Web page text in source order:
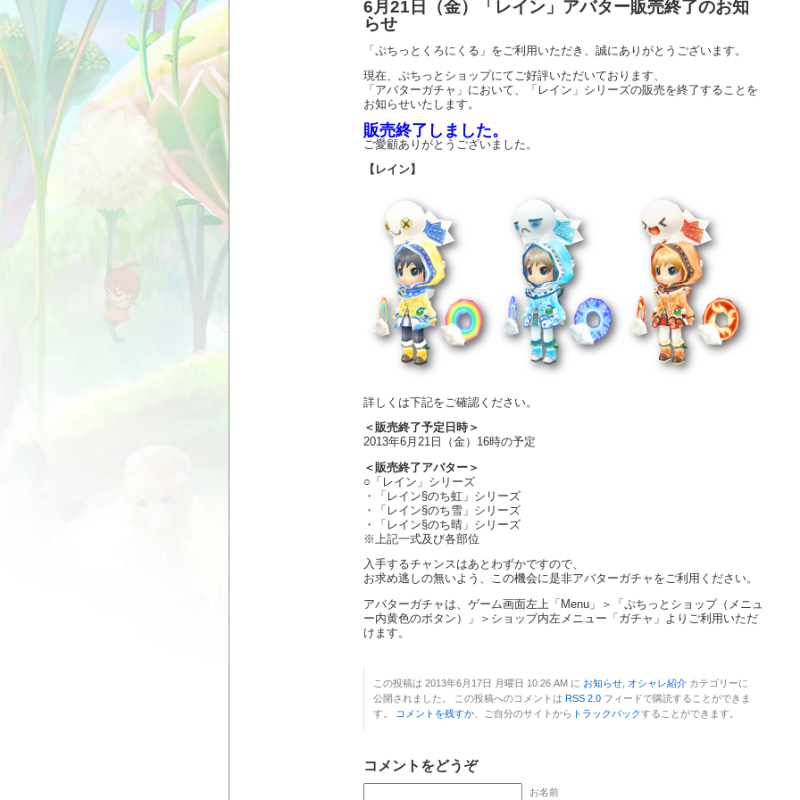
6月21日（金）「レイン」アバター販売終了のお知
らせ
「ぷちっとくろにくる」をご利用いただき、誠にありがとうございます。
現在、ぷちっとショップにてご好評いただいております、
「アバターガチャ」において、「レイン」シリーズの販売を終了することを
お知らせいたします。
販売終了しました。
ご愛顧ありがとうございました。
【レイン】
詳しくは下記をご確認ください。
＜販売終了予定日時＞
2013年6月21日（金）16時の予定
＜販売終了アバター＞
○「レイン」シリーズ
・「レイン§のち虹」シリーズ
・「レイン§のち雪」シリーズ
・「レイン§のち晴」シリーズ
※上記一式及び各部位
入手するチャンスはあとわずかですので、
お求め逃しの無いよう、この機会に是非アバターガチャをご利用ください。
アバターガチャは、ゲーム画面左上「Menu」＞「ぷちっとショップ（メニュ
ー内黄色のボタン）」＞ショップ内左メニュー「ガチャ」よりご利用いただ
けます。
この投稿は 2013年6月17日 月曜日 10:26 AM に お知らせ オシャレ紹介 カテゴリーに
公開されました。 この投稿へのコメントは RSS 2.0 フィードで購読することができま
す。
コメントを残すか 、ご自分のサイトから トラックバックすることができます。
コメントをどうぞ
お名前